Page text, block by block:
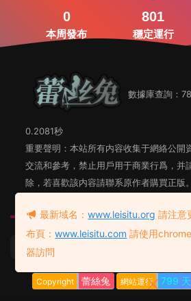
0
本周發布
801
穩定運行
數據庫查詢：
0.2081秒
重要聲明：本站所有内容收集于網絡公開
交流和參考，禁止用戶用于商業行爲，并
除，若喜歡該内容請聯系原作者購買正版
Copyright 蕾絲兔 網站運行 799 天
最新域名：www.leisitu.org 請注意
布頁：www.leisitu.com 請使用
器訪問